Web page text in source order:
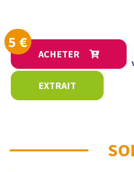
5 €
ACHETER
EXTRAIT